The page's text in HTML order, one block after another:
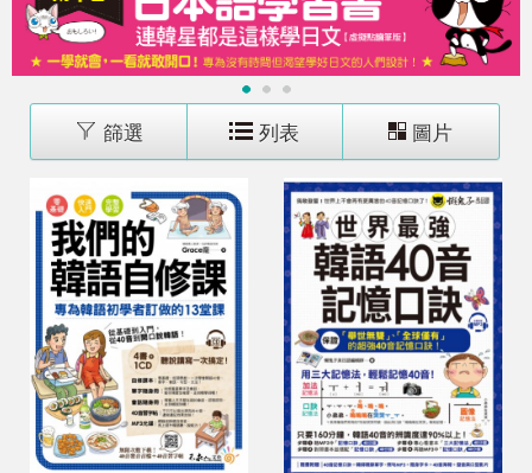
銷售量 (高→低)
銷售量 (低→高)
價格 (高→低)
價格 (低→高)
1 2 3
篩選 列表 圖片